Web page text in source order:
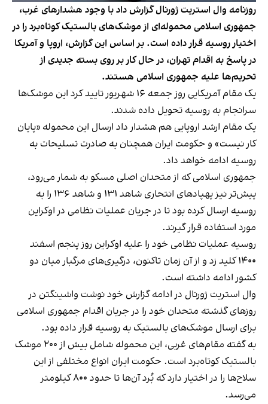
روزنامه وال استریت ژورنال گزارش داد با وجود هشدارهای غرب،
جمهوری اسلامی محموله‌ای از موشک‌های بالستیک کوتاه‌برد را در
اختیار روسیه قرار داده است. بر اساس این گزارش، اروپا و آمریکا
در پاسخ به اقدام تهران، در حال کار بر روی بسته جدیدی از
تحریم‌ها علیه جمهوری اسلامی هستند.
یک مقام آمریکایی روز جمعه ۱۶ شهریور تایید کرد این موشک‌ها
سرانجام به روسیه تحویل داده شدند.
یک مقام ارشد اروپایی هم هشدار داد ارسال این محموله «پایان
کار نیست» و حکومت ایران همچنان به صادرت تسلیحات به
روسیه ادامه خواهد داد.
جمهوری اسلامی که از متحدان اصلی مسکو به شمار می‌رود،
پیش‌تر نیز پهپادهای انتحاری شاهد ۱۳۱ و شاهد ۱۳۶ را به
روسیه ارسال کرده بود تا در جریان عملیات نظامی در اوکراین
مورد استفاده قرار گیرند.
روسیه عملیات نظامی خود را علیه اوکراین روز پنجم اسفند
۱۴۰۰ کلید زد و از آن زمان تاکنون، درگیری‌های مرگبار میان دو
کشور ادامه داشته است.
وال استریت ژورنال در ادامه گزارش خود نوشت واشینگتن در
روزهای گذشته متحدان خود را در جریان اقدام جمهوری اسلامی
برای ارسال موشک‌های بالستیک به روسیه قرار داده بود.
به گفته مقام‌های غربی، این محموله شامل بیش از ۲۰۰ موشک
بالستیک کوتاه‌برد است. حکومت ایران انواع مختلفی از این
سلاح‌ها را در اختیار دارد که بُرد آن‌ها تا حدود ۸۰۰ کیلومتر
می‌رسد.